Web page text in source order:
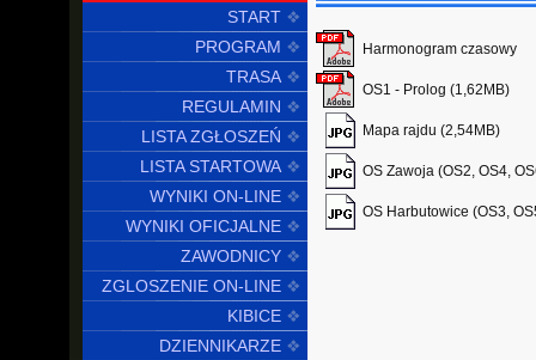
START
PROGRAM
TRASA
REGULAMIN
LISTA ZGŁOSZEŃ
LISTA STARTOWA
WYNIKI ON-LINE
WYNIKI OFICJALNE
ZAWODNICY
ZGLOSZENIE ON-LINE
KIBICE
DZIENNIKARZE
Harmonogram czasowy
OS1 - Prolog (1,62MB)
Mapa rajdu (2,54MB)
OS Zawoja (OS2, OS4,
OS Harbutowice (OS3,